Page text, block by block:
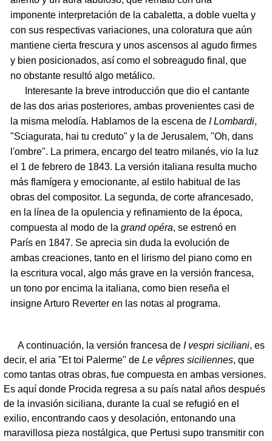
imponente interpretación de la cabaletta, a doble vuelta y
con sus respectivas variaciones, una coloratura que aún
mantiene cierta frescura y unos ascensos al agudo firmes
y bien posicionados, así como el sobreagudo final, que
no obstante resultó algo metálico.
Interesante la breve introducción que dio el cantante
de las dos arias posteriores, ambas provenientes casi de
la misma melodía. Hablamos de la escena de I Lombardi,
"Sciagurata, hai tu creduto" y la de Jerusalem, "Oh, dans
l'ombre". La primera, encargo del teatro milanés, vio la luz
el 1 de febrero de 1843. La versión italiana resulta mucho
más flamígera y emocionante, al estilo habitual de las
obras del compositor. La segunda, de corte afrancesado,
en la línea de la opulencia y refinamiento de la época,
compuesta al modo de la grand opéra, se estrenó en
París en 1847. Se aprecia sin duda la evolución de
ambas creaciones, tanto en el lirismo del piano como en
la escritura vocal, algo más grave en la versión francesa,
un tono por encima la italiana, como bien reseña el
insigne Arturo Reverter en las notas al programa.
A continuación, la versión francesa de I vespri siciliani, es
decir, el aria "Et toi Palerme" de Le vêpres siciliennes, que
como tantas otras obras, fue compuesta en ambas versiones.
Es aquí donde Procida regresa a su país natal años después
de la invasión siciliana, durante la cual se refugió en el
exilio, encontrando caos y desolación, entonando una
maravillosa pieza nostálgica, que Pertusi supo transmitir con